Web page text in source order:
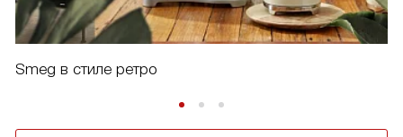
Smeg в стиле ретро